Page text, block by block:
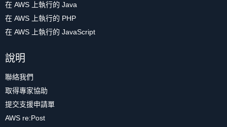
在 AWS 上執行的 Java
在 AWS 上執行的 PHP
在 AWS 上執行的 JavaScript
說明
聯絡我們
取得專家協助
提交支援申請單
AWS re:Post